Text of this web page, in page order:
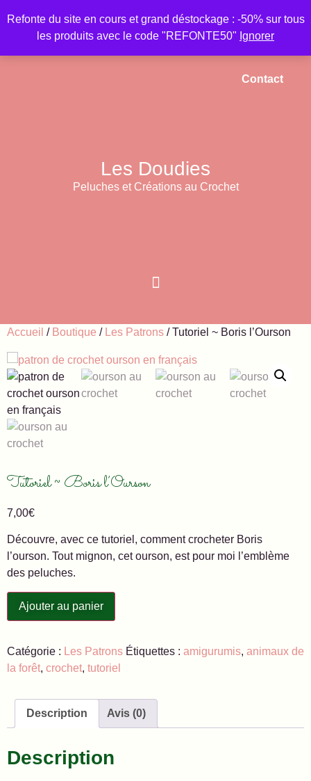
Refonte du site en cours et grand déstockage : -50% sur tous
les produits avec le code "REFONTE50" Ignorer
Contact
Les Doudies
Peluches et Créations au Crochet
Accueil / Boutique / Les Patrons / Tutoriel ~ Boris l’Ourson
Tutoriel ~ Boris l’Ourson
7,00€
Découvre, avec ce tutoriel, comment crocheter Boris
l’ourson. Tout mignon, cet ourson, est pour moi l’emblème
des peluches.
Ajouter au panier
Catégorie : Les Patrons Étiquettes : amigurumis, animaux de
la forêt, crochet, tutoriel
Description Avis (0)
Description